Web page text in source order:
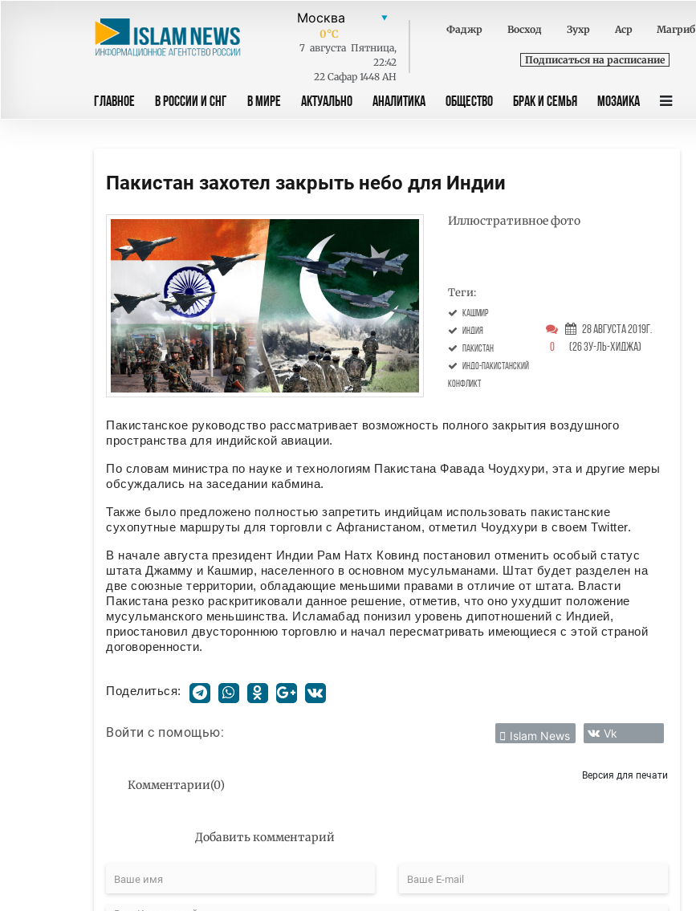
0°C
7 августа Пятница,
22:42
22 Сафар 1448 AH
Фаджр Восход Зухр Аср Магриб
Подписаться на расписание
ГЛАВНОЕ В РОССИИ И СНГ В МИРЕ АКТУАЛЬНО АНАЛИТИКА ОБЩЕСТВО БРАК И СЕМЬЯ МОЗАИКА
Пакистан захотел закрыть небо для Индии
Иллюстративное фото
Теги:
Кашмир
Индия
Пакистан
индо-пакистанский
конфликт
0
28 Августа 2019г.
(26 Зу-ль-хиджа)
Пакистанское руководство рассматривает возможность полного закрытия воздушного
пространства для индийской авиации.
По словам министра по науке и технологиям Пакистана Фавада Чоудхури, эта и другие меры
обсуждались на заседании кабмина.
Также было предложено полностью запретить индийцам использовать пакистанские
сухопутные маршруты для торговли с Афганистаном, отметил Чоудхури в своем Twitter.
В начале августа президент Индии Рам Натх Ковинд постановил отменить особый статус
штата Джамму и Кашмир, населенного в основном мусульманами. Штат будет разделен на
две союзные территории, обладающие меньшими правами в отличие от штата. Власти
Пакистана резко раскритиковали данное решение, отметив, что оно ухудшит положение
мусульманского меньшинства. Исламабад понизил уровень дипотношений с Индией,
приостановил двустороннюю торговлю и начал пересматривать имеющиеся с этой страной
договоренности.
Поделиться:
Войти с помощью: Islam News Vk
Комментарии(0)
Версия для печати
Добавить комментарий